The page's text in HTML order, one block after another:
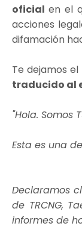
oficial en el
acciones
difamación
Te dejamos el
traducido al
"Hola. Somos
Esta es una
Declaramos
de TRCNG,
informes de